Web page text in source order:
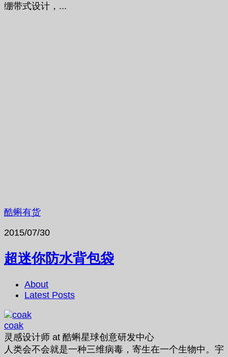
绷带式设计，...
酷蝌有货
2015/07/30
超迷你防水背包袋
About
Latest Posts
coak
灵感设计师 at 酷蝌星球创意研发中心
人类会不会就是一种三维病毒，寄生在一个生物中。宇